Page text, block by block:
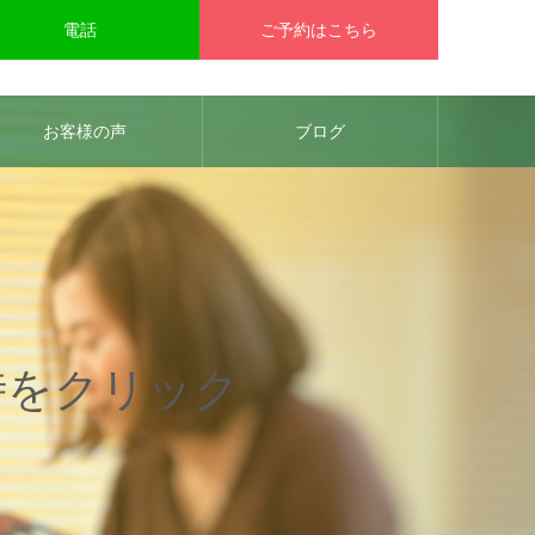
電話 ご予約はこちら
お客様の声 ブログ
クリック